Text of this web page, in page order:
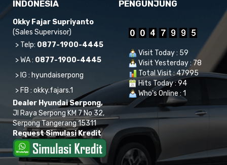
INDONESIA
Okky Fajar Supriyanto
(Sales Supervisor)
> Telp: 0877-1900-4445
> WA : 0877-1900-4445
> IG : hyundaiserpong
> FB : okky.fajars.1
Dealer Hyundai Serpong,
Jl Raya Serpong KM 7 No 32,
Serpong Tangerang 15311
Request Simulasi Kredit
PENGUNJUNG
Visit Today : 59
Visit Yesterday : 78
Total Visit : 47995
Hits Today : 94
Who's Online : 1